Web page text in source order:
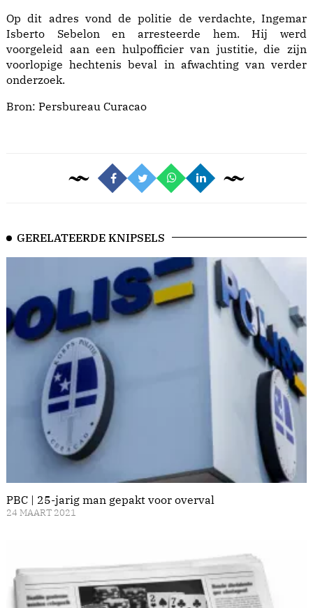
Op dit adres vond de politie de verdachte, Ingemar
Isberto Sebelon en arresteerde hem. Hij werd
voorgeleid aan een hulpofficier van justitie, die zijn
voorlopige hechtenis beval in afwachting van verder
onderzoek.
Bron: Persbureau Curacao
GERELATEERDE KNIPSELS
PBC | 25-jarig man gepakt voor overval
24 MAART 2021